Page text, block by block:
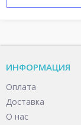
ИНФОРМАЦИЯ
Оплата
Доставка
О нас